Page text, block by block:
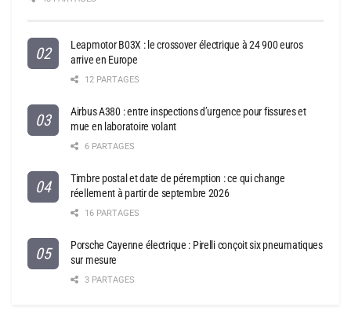
Leapmotor B03X : le crossover électrique à 24 900 euros
arrive en Europe
12 PARTAGES
Airbus A380 : entre inspections d’urgence pour fissures et
mue en laboratoire volant
6 PARTAGES
Timbre postal et date de péremption : ce qui change
réellement à partir de septembre 2026
16 PARTAGES
Porsche Cayenne électrique : Pirelli conçoit six pneumatiques
sur mesure
3 PARTAGES